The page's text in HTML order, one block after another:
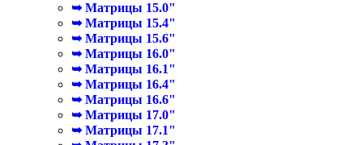
➥ Матрицы 15.0"
➥ Матрицы 15.4"
➥ Матрицы 15.6"
➥ Матрицы 16.0"
➥ Матрицы 16.1"
➥ Матрицы 16.4"
➥ Матрицы 16.6"
➥ Матрицы 17.0"
➥ Матрицы 17.1"